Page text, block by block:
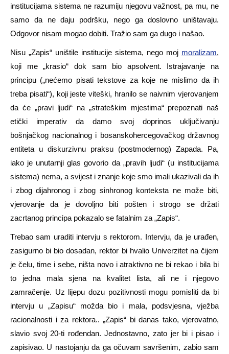
institucijama sistema ne razumiju njegovu važnost, pa mu, ne
samo da ne daju podršku, nego ga doslovno uništavaju.
Odgovor nisam mogao dobiti. Tražio sam ga dugo i našao.
Nisu „Zapis“ uništile institucije sistema, nego moj moralizam,
koji me „krasio“ dok sam bio apsolvent. Istrajavanje na
principu („nećemo pisati tekstove za koje ne mislimo da ih
treba pisati“), koji jeste viteški, hranilo se naivnim vjerovanjem
da će „pravi ljudi“ na „strateškim mjestima“ prepoznati naš
etički imperativ da damo svoj doprinos uključivanju
bošnjačkog nacionalnog i bosanskohercegovačkog državnog
entiteta u diskurzivnu praksu (postmodernog) Zapada. Pa,
iako je unutarnji glas govorio da „pravih ljudi“ (u institucijama
sistema) nema, a svijest i znanje koje smo imali ukazivali da ih
i zbog dijahronog i zbog sinhronog konteksta ne može biti,
vjerovanje da je dovoljno biti pošten i strogo se držati
zacrtanog principa pokazalo se fatalnim za „Zapis“.
Trebao sam uraditi intervju s rektorom. Intervju, da je urađen,
zasigurno bi bio dosadan, rektor bi hvalio Univerzitet na čijem
je čelu, time i sebe, ništa novo i atraktivno ne bi rekao i bila bi
to jedna mala sjena na kvalitet lista, ali ne i njegovo
zamračenje. Uz lijepu dozu pozitivnosti mogu pomisliti da bi
intervju u „Zapisu“ možda bio i mala, podsvjesna, vježba
racionalnosti i za rektora.. „Zapis“ bi danas tako, vjerovatno,
slavio svoj 20-ti rođendan. Jednostavno, zato jer bi i pisao i
zapisivao. U nastojanju da ga očuvam savršenim, zabio sam